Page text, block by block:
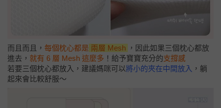
而且而且， 每個枕心都是 兩層 Mesh
，因此如果三個枕心都放
進去， 就有 6 層 Mesh 這麼多 ！給予寶寶充分的支撐感
若要三個枕心都放入，建議媽咪可以將小的夾在中間放入 ，躺
起來會比較舒服～